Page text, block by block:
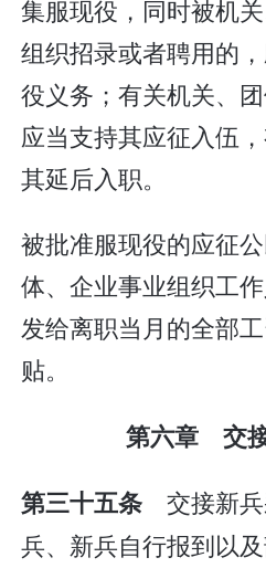
集服现役，同时被机
组织招录或者聘用的
役义务；有关机关、
应当支持其应征入伍
其延后入职。
被批准服现役的应征
体、企业事业组织工
发给离职当月的全部
贴。
第六章 交
第三十五条 交接新
兵、新兵自行报到以